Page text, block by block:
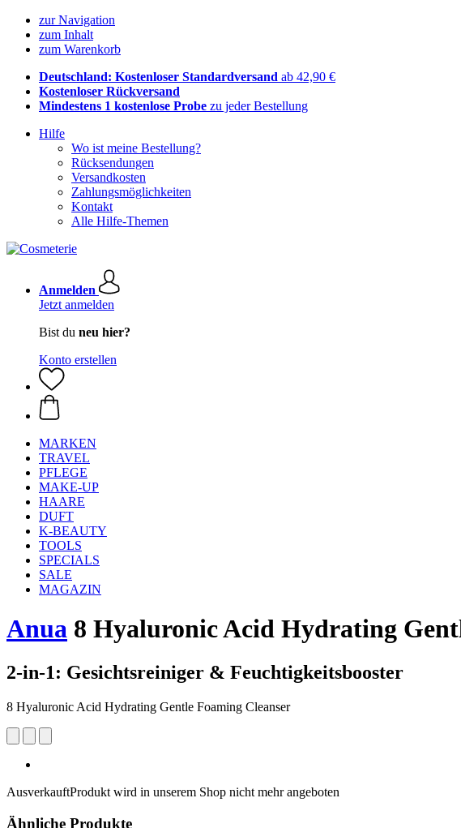
zur Navigation
zum Inhalt
zum Warenkorb
Deutschland: Kostenloser Standardversand ab 42,90 €
Kostenloser Rückversand
Mindestens 1 kostenlose Probe zu jeder Bestellung
Hilfe
Wo ist meine Bestellung?
Rücksendungen
Versandkosten
Zahlungsmöglichkeiten
Kontakt
Alle Hilfe-Themen
Anmelden
Jetzt anmelden
Bist du neu hier?
Konto erstellen
MARKEN
TRAVEL
PFLEGE
MAKE-UP
HAARE
DUFT
K-BEAUTY
TOOLS
SPECIALS
SALE
MAGAZIN
Anua 8 Hyaluronic Acid Hydrating
2-in-1: Gesichtsreiniger & Feuchtigkeitsbooster
8 Hyaluronic Acid Hydrating Gentle Foaming Cleanser
AusverkauftProdukt wird in unserem Shop nicht mehr angeboten
Ähnliche Produkte